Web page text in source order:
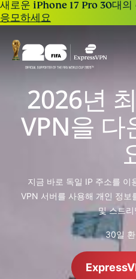
새로운 iPhone 17 Pro 30대
응모하세요
2026년
VPN을 다
지금 바로 독일 IP 주소를 이
VPN 서버를 사용해 개인 정보
및 스트
30일